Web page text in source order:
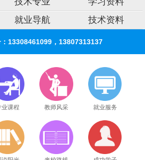
就业导航 技术资料
13308461099，13807313137
业课程 教师风采 就业服务
（135****3765）报名: 【安防监控全能实战班】
（130****0078）报名: 【木工全能实战班】